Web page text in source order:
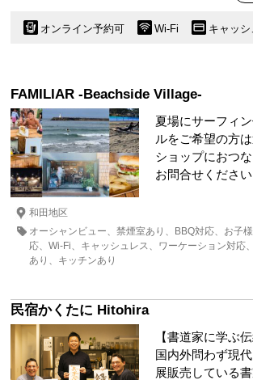
オンライン予約可 Wi-Fi キャッシ
FAMILIAR -Beachside Village-
夏場にサーフィ
ルをご希望の方
ショップにおつ
お問合せください
和田地区
オーシャンビュー
禁煙室あり BBQ対応 お子
応
Wi-Fi キャッシュレス ワーケーション対応
あり
キッチンあり
民宿かくたに Hitohira
【書道家に学ぶ
国内外問わず現
展販売している